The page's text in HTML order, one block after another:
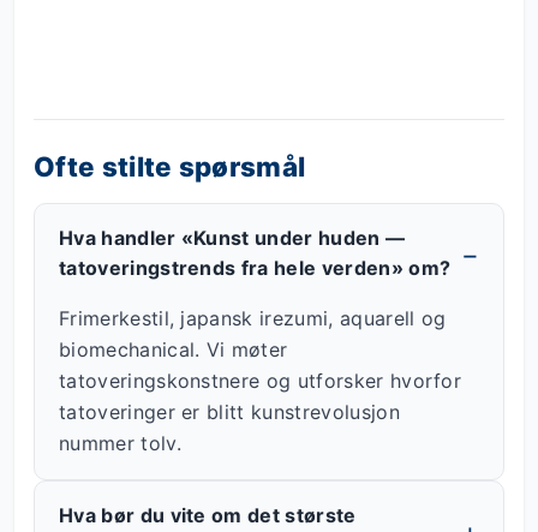
Ofte stilte spørsmål
Hva handler «Kunst under huden —
tatoveringstrends fra hele verden» om?
Frimerkestil, japansk irezumi, aquarell og
biomechanical. Vi møter
tatoveringskonstnere og utforsker hvorfor
tatoveringer er blitt kunstrevolusjon
nummer tolv.
Hva bør du vite om det største